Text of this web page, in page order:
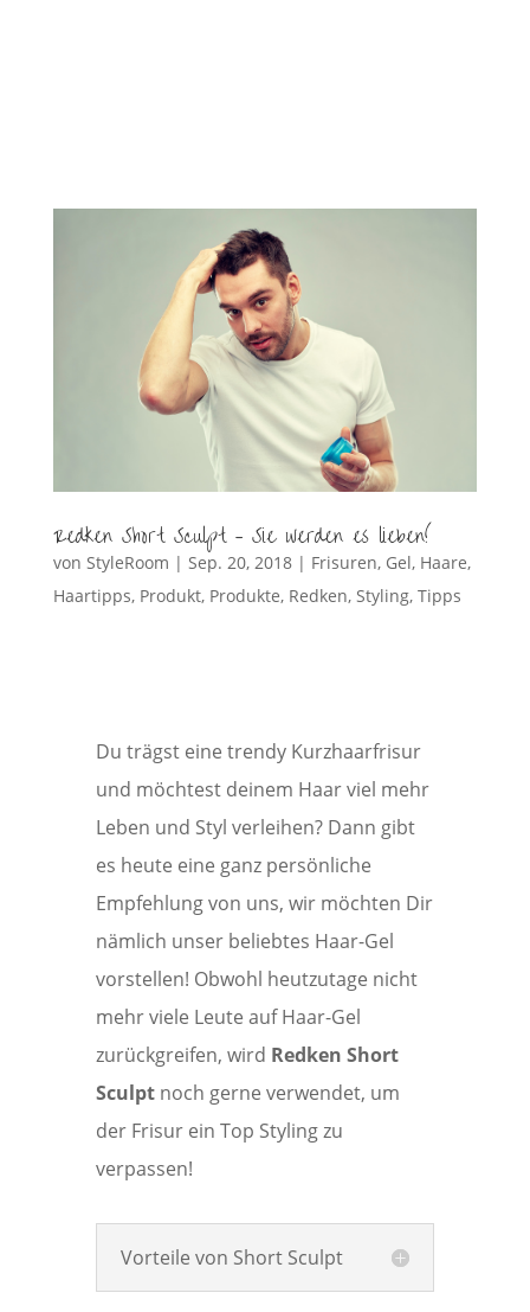
Redken Short Sculpt – Sie werden es lieben!
von StyleRoom | Sep. 20, 2018| Frisuren, Gel, Haare,
Haartipps, Produkt, Produkte, Redken, Styling, Tipps
Du trägst eine trendy Kurzhaarfrisur
und möchtest deinem Haar viel mehr
Leben und Styl verleihen? Dann gibt
es heute eine ganz persönliche
Empfehlung von uns, wir möchten Dir
nämlich unser beliebtes Haar-Gel
vorstellen! Obwohl heutzutage nicht
mehr viele Leute auf Haar-Gel
zurückgreifen, wird Redken Short
Sculptnoch gerne verwendet, um
der Frisur ein Top Styling zu
verpassen!
Vorteile von Short Sculpt